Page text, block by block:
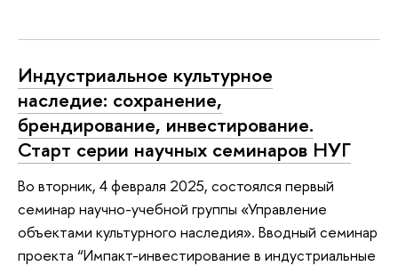
Индустриальное культурное
наследие: сохранение,
брендирование, инвестирование.
Старт серии научных семинаров НУГ
Во вторник, 4 февраля 2025, состоялся первый
семинар научно-учебной группы «Управление
объектами культурного наследия». Вводный семинар
проекта “Импакт-инвестирование в индустриальные